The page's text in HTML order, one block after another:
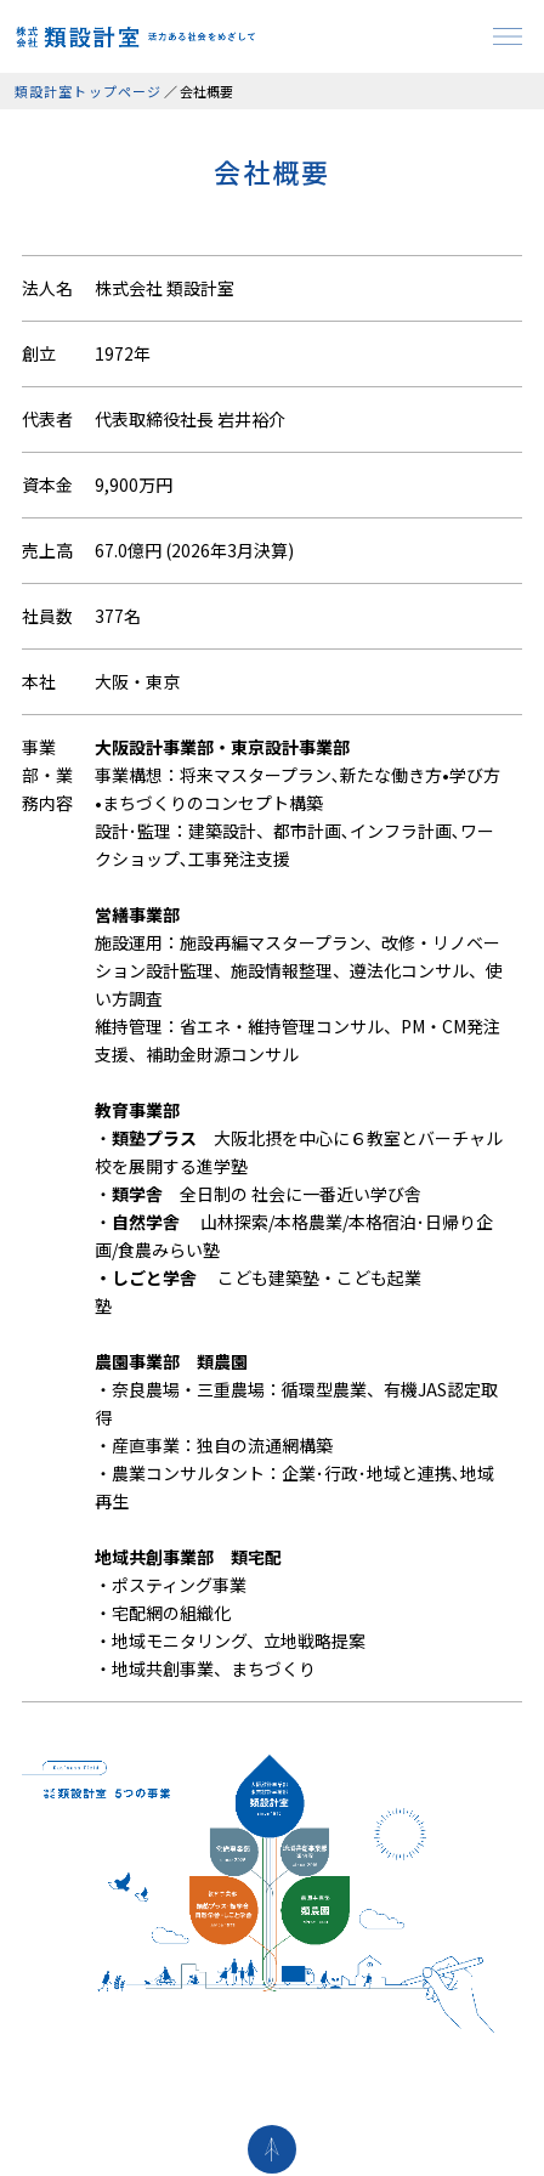
類設計室トップページ ／会社概要
会社概要
法人名 株式会社 類設計室
創立 1972年
代表者 代表取締役社長 岩井裕介
資本金 9,900万円
売上高 67.0億円 (2026年3月決算)
社員数 377名
本社 大阪・東京
事業
部・業
務内容
大阪設計事業部・東京設計事業部
事業構想：将来マスタープラン､新たな働き方•学び方
•まちづくりのコンセプト構築
設計･監理：建築設計、都市計画､インフラ計画､ワー
クショップ､工事発注支援
営繕事業部
施設運用：施設再編マスタープラン、改修・リノベー
ション設計監理、施設情報整理、遵法化コンサル、使
い方調査
維持管理：省エネ・維持管理コンサル、PM・CM発注
支援、補助金財源コンサル
教育事業部
・ 類塾プラス 大阪北摂を中心に６教室とバーチャル
校を展開する進学塾
・ 類学舎全日制の 社会に一番近い学び舎
・ 自然学舎山林探索/本格農業/本格宿泊･日帰り企
画/食農みらい塾
・しごと学舎こども建築塾・こども起業
塾
農園事業部 類農園
・奈良農場・三重農場：循環型農業、有機JAS認定取
得
・産直事業：独自の流通網構築
・農業コンサルタント：企業･行政･地域と連携､地域
再生
地域共創事業部 類宅配
・ポスティング事業
・宅配網の組織化
・地域モニタリング、立地戦略提案
・地域共創事業、まちづくり